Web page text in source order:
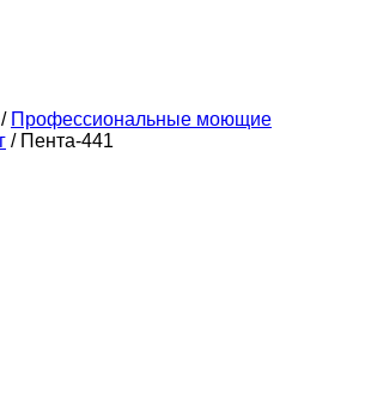
/ Профессиональные моющие
/ Пента-441